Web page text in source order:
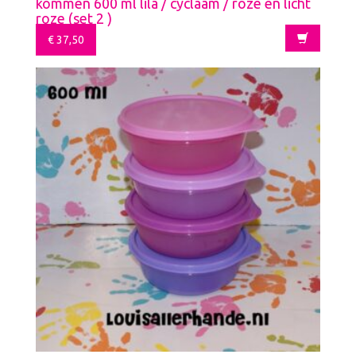
roze (set 2 )
€37,50